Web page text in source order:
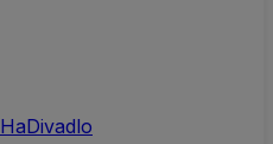
HaDivadlo